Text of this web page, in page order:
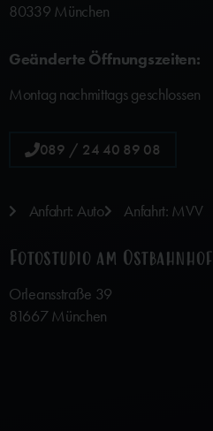
80339 München
Geänderte Öffnungszeiten:
Montag nachmittags geschlossen
089 / 24 40 89 08
Anfahrt: Auto Anfahrt: MVV
Fotostudio am Ostbahnhof
Orleansstraße 39
81667 München